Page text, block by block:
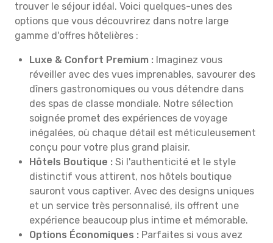
trouver le séjour idéal. Voici quelques-unes des
options que vous découvrirez dans notre large
gamme d'offres hôtelières :
Luxe & Confort Premium : Imaginez vous
réveiller avec des vues imprenables, savourer des
dîners gastronomiques ou vous détendre dans
des spas de classe mondiale. Notre sélection
soignée promet des expériences de voyage
inégalées, où chaque détail est méticuleusement
conçu pour votre plus grand plaisir.
Hôtels Boutique : Si l'authenticité et le style
distinctif vous attirent, nos hôtels boutique
sauront vous captiver. Avec des designs uniques
et un service très personnalisé, ils offrent une
expérience beaucoup plus intime et mémorable.
Options Économiques : Parfaites si vous avez